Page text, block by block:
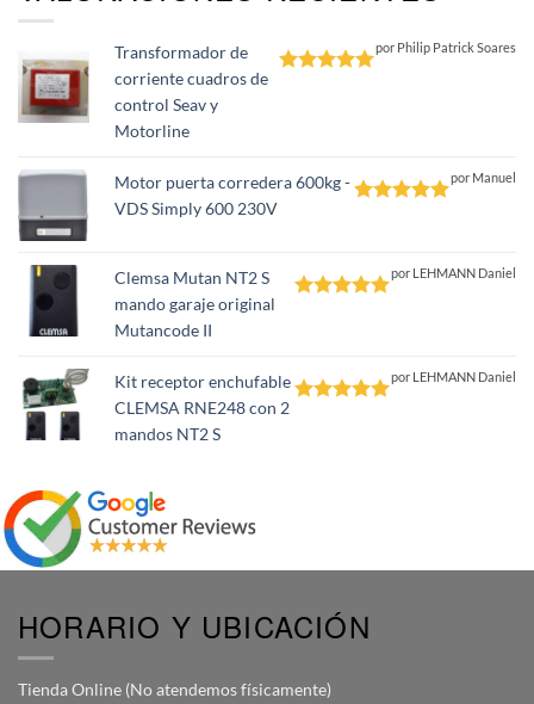
Transformador de
corriente cuadros de
control Seav y
Motorline
por Philip Patrick Soares
Motor puerta corredera 600kg -
VDS Simply 600 230V
por Manuel
Clemsa Mutan NT2 S
mando garaje original
Mutancode II
por LEHMANN Daniel
Kit receptor enchufable
CLEMSA RNE248 con 2
mandos NT2 S
por LEHMANN Daniel
HORARIO Y UBICACIÓN
Tienda Online (No atendemos físicamente)